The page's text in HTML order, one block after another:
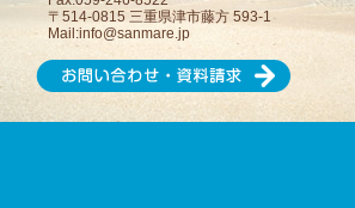
〒514-0815 三重県津市藤方 593-1
Mail:info@sanmare.jp